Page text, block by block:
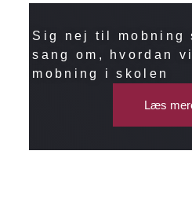
Sig nej til mobning
sang om, hvordan
mobning i skolen
Læs